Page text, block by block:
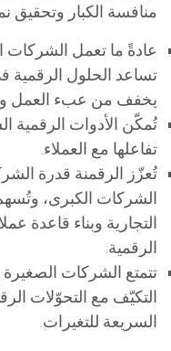
منافسة الكبار وتحقيق
عادةً ما تعمل الشركات
تساعد الحلول الرقمية
يخفف من عبء العمل
تُمكّن الأدوات
تفاعلها مع العملاء.
تُعزّز الرقمنة قدرة
الشركات الكبرى،
التجارية وبناء قاعدة
الرقمية.
تتمتع الشركات
التكيّف مع التحوّلات
السريعة للتغيرات.